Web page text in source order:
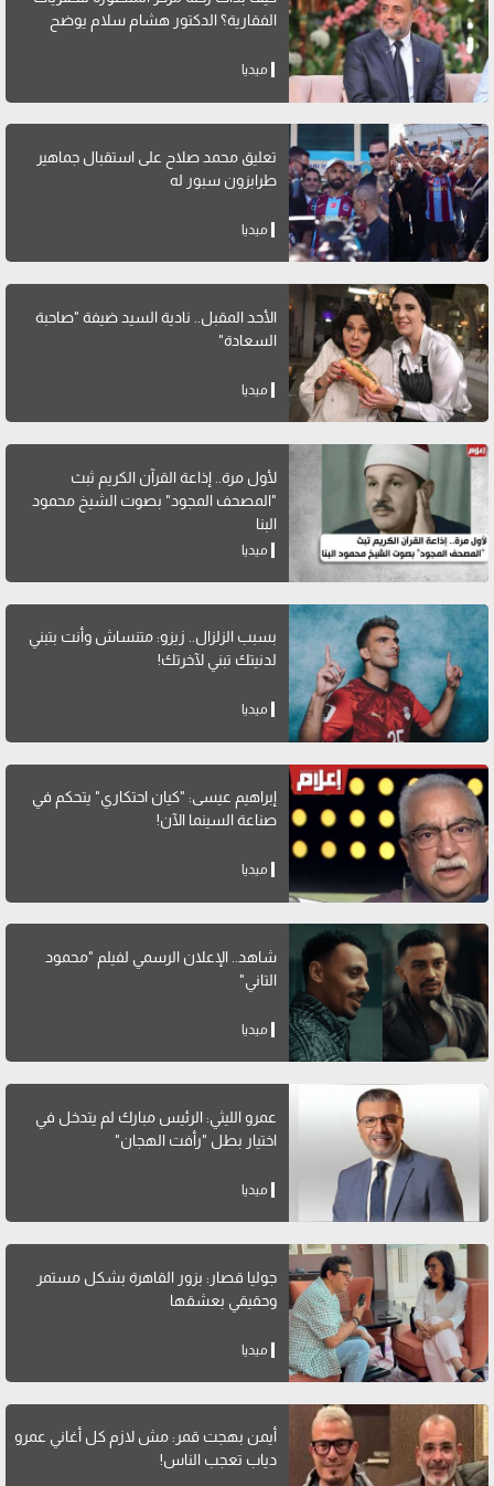
الفقارية؟ الدكتور هشام سلام يوضح
ميديا
تعليق محمد صلاح على استقبال جماهير
طرابزون سبور له
ميديا
الأحد المقبل.. نادية السيد ضيفة "صاحبة
السعادة"
ميديا
لأول مرة.. إذاعة القرآن الكريم ثبث
"المصحف المجود" بصوت الشيخ محمود
البنا
ميديا
بسبب الزلزال.. زيزو: متنساش وأنت بتبني
لدنيتك تبني لآخرتك!
ميديا
إبراهيم عيسى: "كيان احتكاري" يتحكم في
صناعة السينما الآن!
ميديا
شاهد.. الإعلان الرسمي لفيلم "محمود
التاني"
ميديا
عمرو الليثي: الرئيس مبارك لم يتدخل في
اختيار بطل "رأفت الهجان"
ميديا
جوليا قصار: بزور القاهرة بشكل مستمر
وحقيقي بعشقها
ميديا
أيمن بهجت قمر: مش لازم كل أغاني عمرو
دياب تعجب الناس!